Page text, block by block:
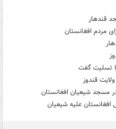
قندهار
مردم افغانستان
تسلیت گفت
قندوز
مسجد شیعیان افغانستان
افغانستان علیه شیعیان